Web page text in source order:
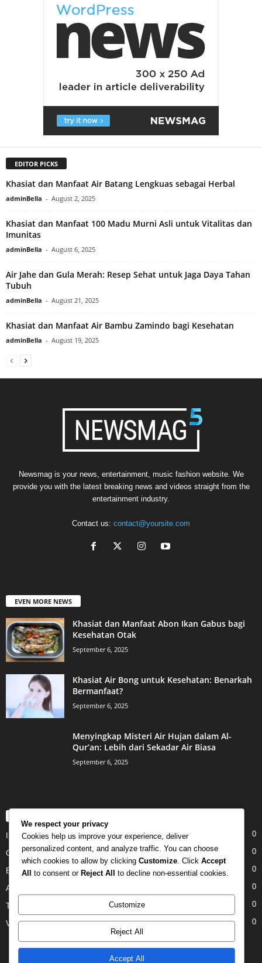
EDITOR PICKS
Khasiat dan Manfaat Air Batang Lengkuas sebagai Herbal
adminBella - August 2, 2025
Khasiat dan Manfaat 100 Madu Murni Asli untuk Vitalitas dan
Imunitas
adminBella - August 6, 2025
Air Jahe dan Gula Merah: Resep Sehat untuk Jaga Daya Tahan
Tubuh
adminBella - August 21, 2025
Khasiat dan Manfaat Air Bambu Zamindo bagi Kesehatan
adminBella - August 19, 2025
Newsmag is your news, entertainment, music fashion website. We
provide you with the latest breaking news and videos straight from the
entertainment industry.
Contact us: contact@yoursite.com
EVEN MORE NEWS
Khasiat dan Manfaat Abon Ikan Gabus bagi
Kesehatan Otak
September 6, 2025
Khasiat Air Bong untuk Kesehatan: Benarkah
Bermanfaat?
September 6, 2025
Menyingkap Misteri Air Hujan dalam Al-
Qur’an: Lebih dari Sekadar Air Biasa
September 6, 2025
Internet 0
Gadgets 0
Entertainment 0
Apple 0
Tech 0
Video 0
We respect your privacy
Cookies help us improve your experience, deliver
personalized content, and analyze traffic. You can choose
which cookies to allow by clicking Customize . Click Accept
All to consent or Reject All to decline non-essential cookies.
Customize
Reject All
Accept All